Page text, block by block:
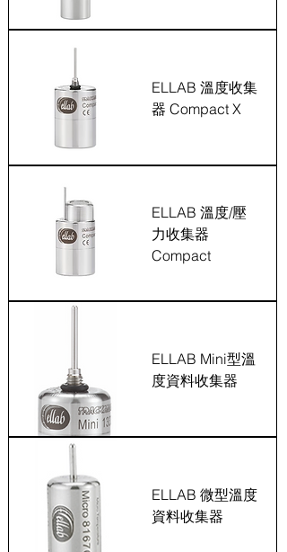
ELLAB 溫度收集
器 Compact X
ELLAB 溫度/壓
力收集器
Compact
ELLAB Mini型溫
度資料收集器
ELLAB 微型溫度
資料收集器